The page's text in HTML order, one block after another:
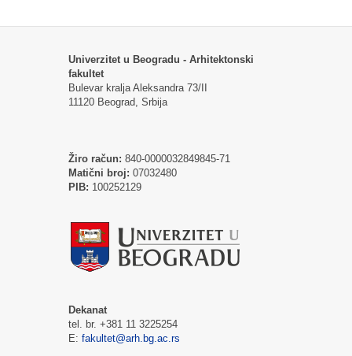
Univerzitet u Beogradu - Arhitektonski
fakultet
Bulevar kralja Aleksandra 73/II
11120 Beograd, Srbija
Žiro račun: 840-0000032849845-71
Matični broj: 07032480
PIB: 100252129
Dekanat
tel. br. +381 11 3225254
E: fakultet@arh.bg.ac.rs